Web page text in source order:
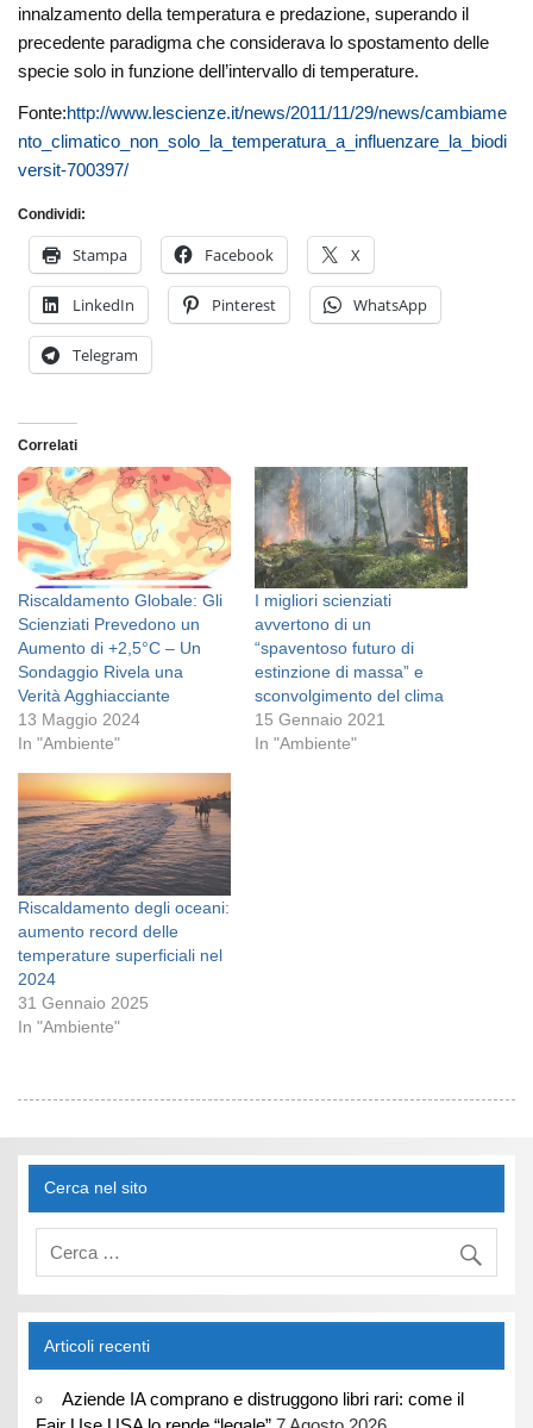
innalzamento della temperatura e predazione, superando il
precedente paradigma che considerava lo spostamento delle
specie solo in funzione dell’intervallo di temperature.
Fonte:http://www.lescienze.it/news/2011/11/29/news/cambiame
nto_climatico_non_solo_la_temperatura_a_influenzare_la_biodi
versit-700397/
Condividi:
Stampa Facebook X
LinkedIn Pinterest WhatsApp
Telegram
Correlati
Riscaldamento Globale: Gli
Scienziati Prevedono un
Aumento di +2,5°C – Un
Sondaggio Rivela una
Verità Agghiacciante
13 Maggio 2024
In "Ambiente"
I migliori scienziati
avvertono di un
“spaventoso futuro di
estinzione di massa” e
sconvolgimento del clima
15 Gennaio 2021
In "Ambiente"
Riscaldamento degli oceani:
aumento record delle
temperature superficiali nel
2024
31 Gennaio 2025
In "Ambiente"
Cerca nel sito
Articoli recenti
Aziende IA comprano e distruggono libri rari: come il